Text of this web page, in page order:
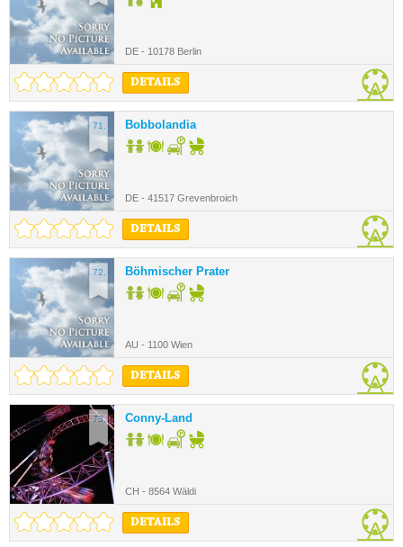
DE - 10178 Berlin
DETAILS
71. Bobbolandia
DE - 41517 Grevenbroich
DETAILS
72. Böhmischer Prater
AU - 1100 Wien
DETAILS
73. Conny-Land
CH - 8564 Wäldi
DETAILS